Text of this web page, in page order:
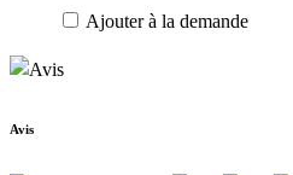
Ajouter à la demande
Avis